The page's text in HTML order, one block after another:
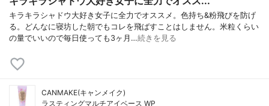
キラキラシャドウ大好き女子に全力でオススメ。色持ち&粉飛びを防げ
る。どんなに寝坊した朝でもコレを飛ばすことはしません。米粒くらい
の量でいいので毎日使っても3ヶ月…続きを見る
CANMAKE(キャンメイク)
ラスティングマルチアイベース WP